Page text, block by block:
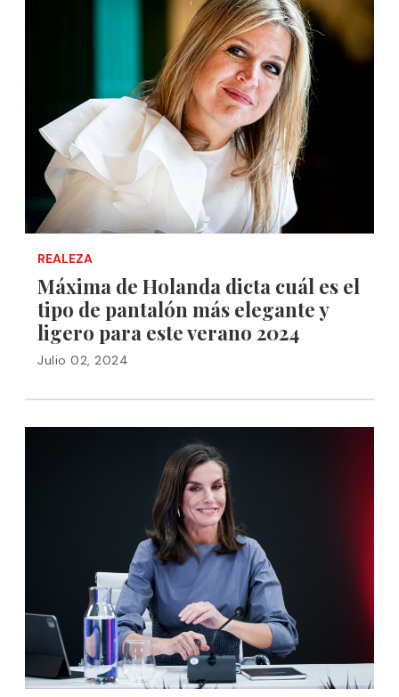
REALEZA
Máxima de Holanda dicta cuál es el
tipo de pantalón más elegante y
ligero para este verano 2024
Julio 02, 2024